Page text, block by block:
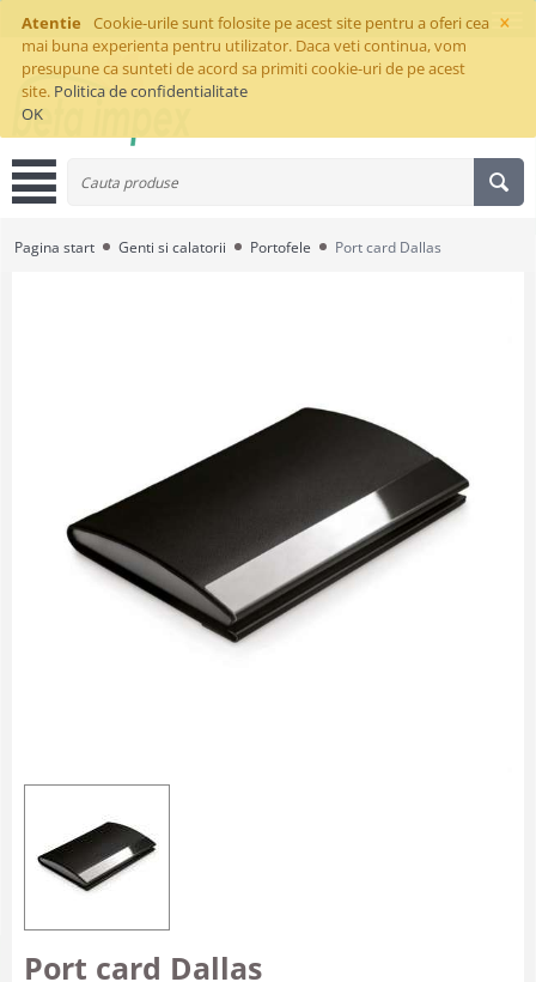
×
Atentie
Cookie-urile sunt folosite pe acest site pentru a oferi cea
mai buna experienta pentru utilizator. Daca veti continua, vom
presupune ca sunteti de acord sa primiti cookie-uri de pe acest
site. Politica de confidentialitate
OK
Pagina start Genti si calatorii Portofele Port card Dallas
Port card Dallas